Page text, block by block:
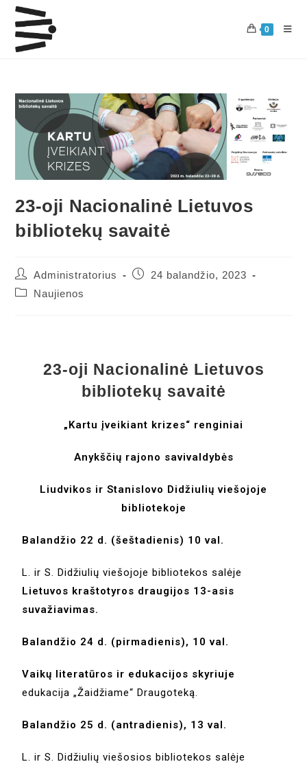
0
23-oji Nacionalinė Lietuvos
bibliotekų savaitė
Administratorius
24 balandžio, 2023
Naujienos
23-oji Nacionalinė Lietuvos
bibliotekų savaitė
„Kartu įveikiant krizes“ renginiai
Anykščių rajono savivaldybės
Liudvikos ir Stanislovo Didžiulių viešojoje
bibliotekoje
Balandžio 22 d. (šeštadienis) 10 val.
L. ir S. Didžiulių viešojoje bibliotekos salėje
Lietuvos kraštotyros draugijos 13-asis
suvažiavimas.
Balandžio 24 d. (pirmadienis), 10 val.
Vaikų literatūros ir edukacijos skyriuje
edukacija „Žaidžiame“ Draugoteką.
Balandžio 25 d. (antradienis), 13 val.
L. ir S. Didžiulių viešosios bibliotekos salėje